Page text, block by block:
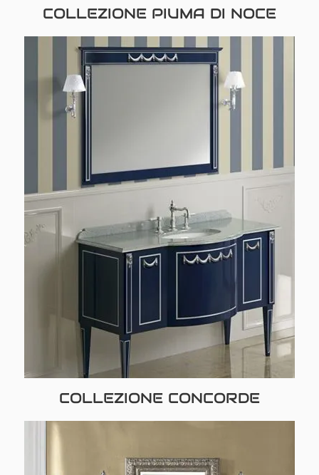
COLLEZIONE PIUMA DI NOCE
COLLEZIONE CONCORDE